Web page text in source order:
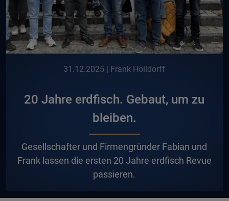
31.12.2025 | Frank Holldorff
20 Jahre erdfisch. Gebaut, um zu
bleiben.
Gesellschafter und Firmengründer Fabian und
Frank lassen die ersten 20 Jahre erdfisch Revue
passieren.